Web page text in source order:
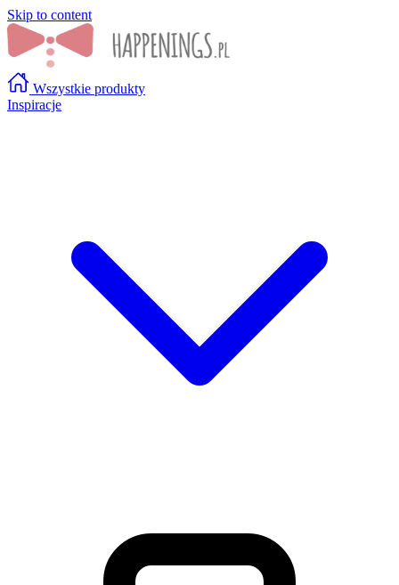
Skip to content
Wszystkie produkty
Inspiracje